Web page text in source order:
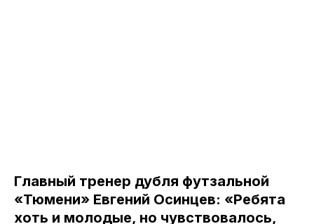
Главный тренер дубля футзальной
«Тюмени» Евгений Осинцев: «Ребята
хоть и молодые, но чувствовалось,